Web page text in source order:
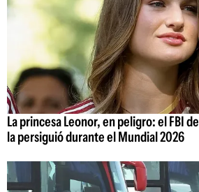
La princesa Leonor, en peligro: el FBI
la persiguió durante el Mundial 2026